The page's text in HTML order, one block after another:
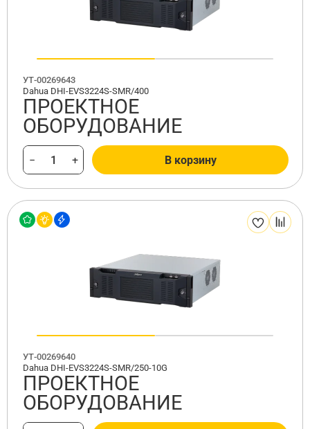
УТ-00269643
Dahua DHI-EVS3224S-SMR/400
ПРОЕКТНОЕ
ОБОРУДОВАНИЕ
− + В корзину
УТ-00269640
Dahua DHI-EVS3224S-SMR/250-10G
ПРОЕКТНОЕ
ОБОРУДОВАНИЕ